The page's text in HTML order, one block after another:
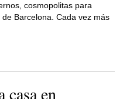
cosmopolitas para
Barcelona. Cada vez más
casa en